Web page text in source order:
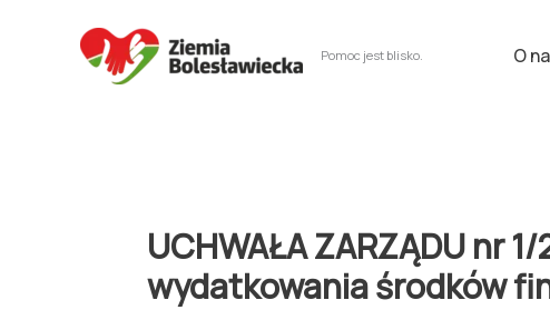
Pomoc jest blisko. O
UCHWAŁA ZARZĄDU nr
wydatkowania środków